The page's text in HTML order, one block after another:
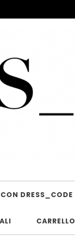
DRESS_CODE
CARRELLO